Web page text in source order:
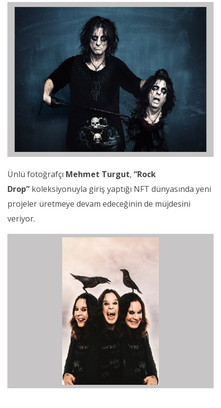
Ünlü fotoğrafçı Mehmet Turgut, “Rock
Drop” koleksiyonuyla giriş yaptığı NFT dünyasında yeni
projeler üretmeye devam edeceğinin de müjdesini
veriyor.